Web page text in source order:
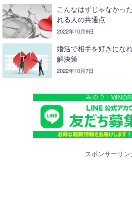
こんなはずじゃなかっ
れる人の共通点
2022年10月9日
婚活で相手を好きにな
解決策
2022年10月7日
スポンサーリン